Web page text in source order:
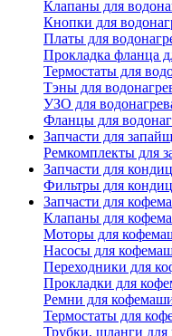
Клапаны для
Кнопки для
Платы для
Прокладка фланца
Термостаты для
Тэны для
УЗО для
Фланцы для
Запчасти для
Ремкомплекты для
Запчасти для
Фильтры для
Запчасти для
Клапаны для
Моторы для
Насосы для
Переходники для
Прокладки для
Ремни для
Термостаты для
Трубки, шланги